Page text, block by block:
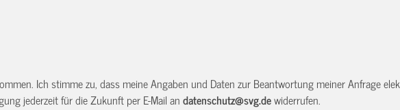
Ich stimme zu, dass meine Angaben und Daten zur Beantwortung meiner Anfrage
jederzeit für die Zukunft per E-Mail andatenschutz@svg.dewiderrufen.